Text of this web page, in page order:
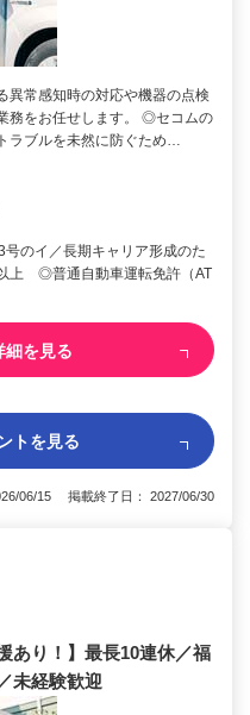
異常感知時の対応や機器の点検
務をお任せします。 ◎セコムの
ラブルを未然に防ぐため…
のイ／長期キャリア形成のた
上 ◎普通自動車運転免許（AT
細を見る
トを見る
06/15 掲載終了日： 2027/06/30
あり！】最長10連休／福
未経験歓迎